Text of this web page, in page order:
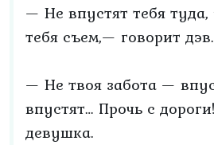
— Не впустят тебя
тебя съем,— говорит дэв.
— Не твоя забота —
впустят… Прочь с
девушка.